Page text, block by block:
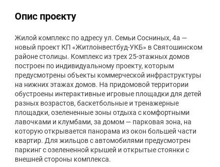
Школа №13
Навчання 317 м
Навчання 361 м
Школа №197 397 м
Спеціалізована школа № 197 імені Дмитра Луценка 558 м
Садочки
Садочки 406 м
Садочки 411 м
Опис проєкту
Жилой комплекс по адресу ул. Семьи Сосниных, 4а —
новый проект КП «Житлоінвестбуд-УКБ» в Святошинском
районе столицы. Комплекс из трех 25-этажных домов
построен по индивидуальному проекту, которым
предусмотрены объекты коммерческой инфраструктуры
на нижних этажах домов. На придомовой территории
обустроены интерактивные игровые площадки для детей
разных возрастов, баскетбольные и тренажерные
площадки, озелененные зоны отдыха с комфортными
лавочками и клумбами, за домом — парковая зона, на
которую открывается панорама из окон большей части
квартир. Для жильцов с автомобилями предусмотрен
паркинг с озелененной крышей и открытые стоянки с
внешней стороны комплекса.